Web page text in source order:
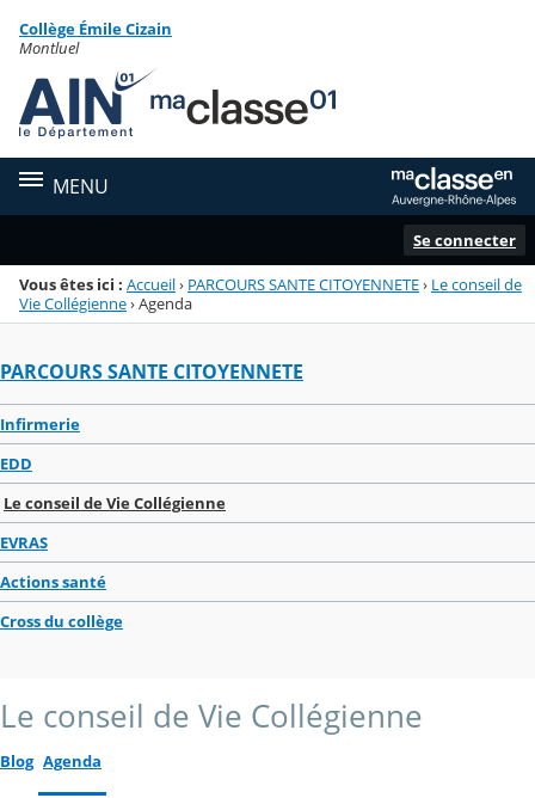
Menu de la rubrique
Contenu
Collège Émile Cizain
Montluel
MENU
Se connecter
Vous êtes ici : Accueil› PARCOURS SANTE CITOYENNETE› Le conseil de
Vie Collégienne›Agenda
PARCOURS SANTE CITOYENNETE
Infirmerie
EDD
Le conseil de Vie Collégienne
EVRAS
Actions santé
Cross du collège
Le conseil de Vie Collégienne
Blog Agenda